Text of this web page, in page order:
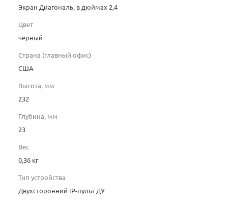
Экран Диагональ, в дюймах 2,4
Цвет
черный
Страна (главный офис)
США
Высота, мм
232
Глубина, мм
23
Вес
0,36 кг
Тип устройства
Двухсторонний IP-пульт ДУ